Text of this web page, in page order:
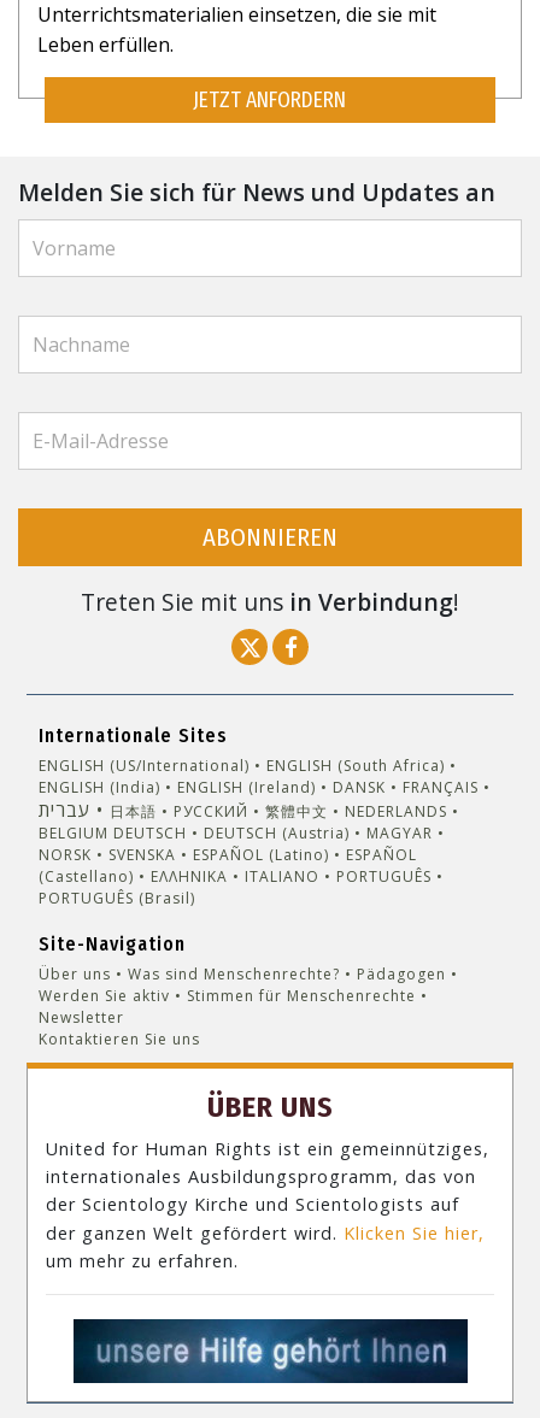
Unterrichtsmaterialien einsetzen, die sie mit
Leben erfüllen.
JETZT ANFORDERN
Melden Sie sich für News und Updates an
ABONNIEREN
Treten Sie mit uns in Verbindung!
Internationale Sites
ENGLISH (US/International)
ENGLISH (South Africa)
ENGLISH (India)
ENGLISH (Ireland) DANSK FRANÇAIS
עברית 日本語 РУССКИЙ 繁體中文
NEDERLANDS
BELGIUM DEUTSCH DEUTSCH (Austria)
MAGYAR
NORSK
SVENSKA ESPAÑOL (Latino)
ESPAÑOL
(Castellano)
ΕΛΛΗΝΙΚA ITALIANO
PORTUGUÊS
PORTUGUÊS (Brasil)‎
Site-Navigation
Über uns Was sind Menschenrechte?
Pädagogen
Werden Sie aktiv
Stimmen für Menschenrechte
Newsletter
Kontaktieren Sie uns
ÜBER UNS
United for Human Rights ist ein gemeinnütziges,
internationales Ausbildungsprogramm, das von
der Scientology Kirche und Scientologists auf
der ganzen Welt gefördert wird. Klicken Sie hier,
um mehr zu erfahren.